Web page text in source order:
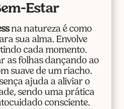
Estar
na natureza é como
sua alma. Envolve
cada momento.
as folhas dançando ao
suave de um riacho.
ajuda a aliviar o
sendo uma prática
consciente.